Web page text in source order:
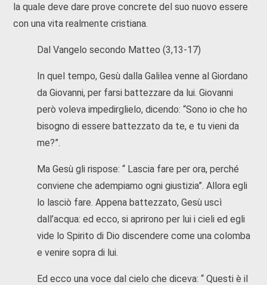
la quale deve dare prove concrete del suo nuovo essere
con una vita realmente cristiana.
Dal Vangelo secondo Matteo (3,13-17)
In quel tempo, Gesù dalla Galilea venne al Giordano
da Giovanni, per farsi battezzare da lui. Giovanni
però voleva impedirglielo, dicendo: “Sono io che ho
bisogno di essere battezzato da te, e tu vieni da
me?”.
Ma Gesù gli rispose: “ Lascia fare per ora, perché
conviene che adempiamo ogni giustizia”. Allora egli
lo lasciò fare. Appena battezzato, Gesù uscì
dall’acqua: ed ecco, si aprirono per lui i cieli ed egli
vide lo Spirito di Dio discendere come una colomba
e venire sopra di lui.
Ed ecco una voce dal cielo che diceva: “ Questi è il